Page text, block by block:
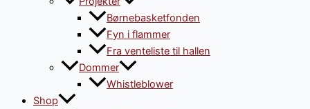
Børnebasketfonden
Fyn i flammer
Fra venteliste til hallen
Dommer
Whistleblower
Shop